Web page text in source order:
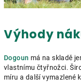
Výhody
Dogoun má na skladě
vlastnímu čtyřnožci.
míru a další vymazlené